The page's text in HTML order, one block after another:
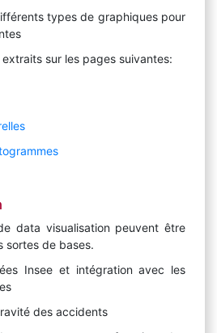
types de graphiques pour
sur les pages suivantes:
data visualisation peuvent être
sortes de bases.
Insee et intégration avec les
des accidents